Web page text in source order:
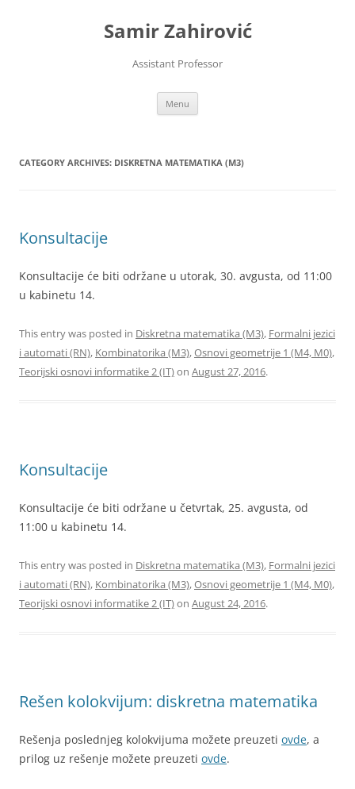
Samir Zahirović
Assistant Professor
Menu
CATEGORY ARCHIVES: DISKRETNA MATEMATIKA (M3)
Konsultacije
Konsultacije će biti održane u utorak, 30. avgusta, od 11:00
u kabinetu 14.
This entry was posted in Diskretna matematika (M3), Formalni jezici
i automati (RN), Kombinatorika (M3),Osnovi geometrije 1 (M4, M0),
Teorijski osnovi informatike 2 (IT)on August 27, 2016.
Konsultacije
Konsultacije će biti održane u četvrtak, 25. avgusta, od
11:00 u kabinetu 14.
This entry was posted in Diskretna matematika (M3), Formalni jezici
i automati (RN), Kombinatorika (M3),Osnovi geometrije 1 (M4, M0),
Teorijski osnovi informatike 2 (IT)on August 24, 2016.
Rešen kolokvijum: diskretna matematika
Rešenja poslednjeg kolokvijuma možete preuzeti ovde, a
prilog uz rešenje možete preuzeti ovde.